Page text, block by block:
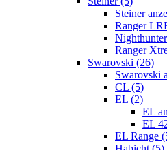
Steiner
Ranger
Ranger
Swarovski (26)
Swarovski
CL (5)
EL (2)
EL
EL
EL Range